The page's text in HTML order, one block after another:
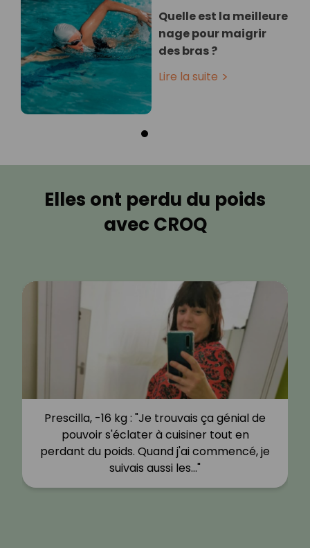
Quelle est la meilleure
nage pour maigrir
des bras ?
Lire la suite
Elles ont perdu du poids
avec CROQ
Prescilla, -16 kg : "Je trouvais ça génial de
pouvoir s'éclater à cuisiner tout en
perdant du poids. Quand j'ai commencé, je
suivais aussi les…"